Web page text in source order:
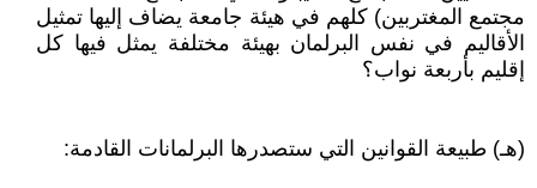
مجتمع المغتربين) كلهم في هيئة جامعة يضاف إليها تمثيل
الأقاليم في نفس البرلمان بهيئة مختلفة يمثل فيها كل
إقليم بأربعة نواب؟
(هـ) طبيعة القوانين التي ستصدرها البرلمانات القادمة: